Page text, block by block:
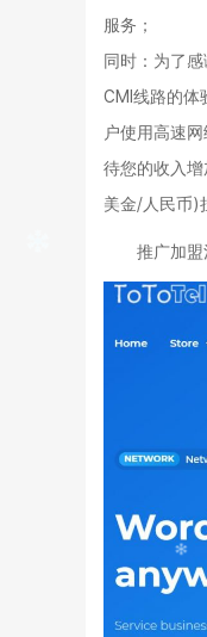
服务；
同时：为了
CMI线路的体
户使用高速
待您的收入
美金/人民币)
推广加